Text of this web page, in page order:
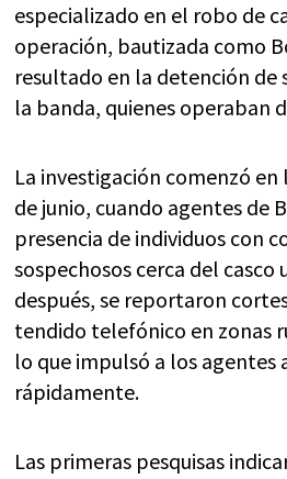
especializado en el robo de
operación, bautizada como
resultado en la detención de
la banda, quienes operaban
La investigación comenzó
de junio, cuando agentes de
presencia de individuos con
sospechosos cerca del casco
después, se reportaron
tendido telefónico en zonas
lo que impulsó a los agentes
rápidamente.
Las primeras pesquisas